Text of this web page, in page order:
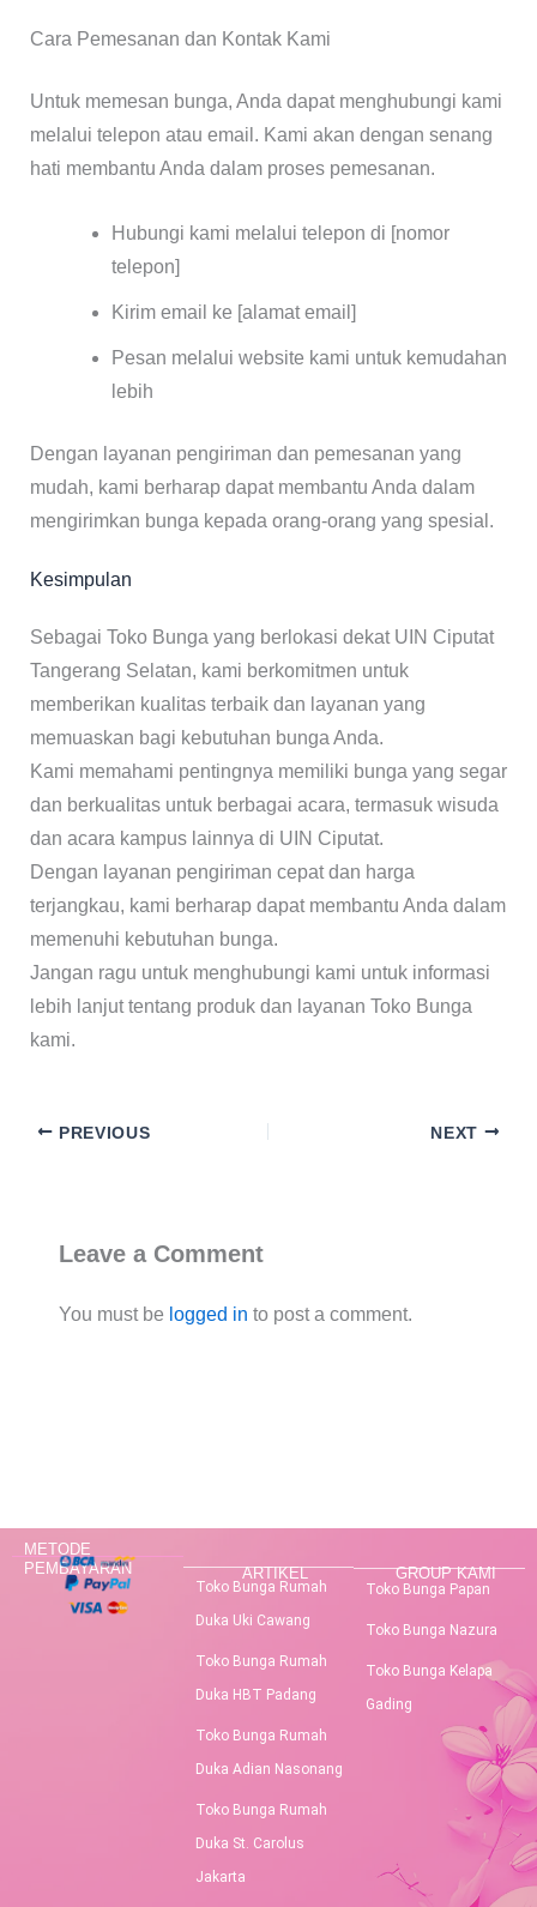
Cara Pemesanan dan Kontak Kami
Untuk memesan bunga, Anda dapat menghubungi kami
melalui telepon atau email. Kami akan dengan senang
hati membantu Anda dalam proses pemesanan.
Hubungi kami melalui telepon di [nomor
telepon]
Kirim email ke [alamat email]
Pesan melalui website kami untuk kemudahan
lebih
Dengan layanan pengiriman dan pemesanan yang
mudah, kami berharap dapat membantu Anda dalam
mengirimkan bunga kepada orang-orang yang spesial.
Kesimpulan
Sebagai Toko Bunga yang berlokasi dekat UIN Ciputat
Tangerang Selatan, kami berkomitmen untuk
memberikan kualitas terbaik dan layanan yang
memuaskan bagi kebutuhan bunga Anda.
Kami memahami pentingnya memiliki bunga yang segar
dan berkualitas untuk berbagai acara, termasuk wisuda
dan acara kampus lainnya di UIN Ciputat.
Dengan layanan pengiriman cepat dan harga
terjangkau, kami berharap dapat membantu Anda dalam
memenuhi kebutuhan bunga.
Jangan ragu untuk menghubungi kami untuk informasi
lebih lanjut tentang produk dan layanan Toko Bunga
kami.
PREVIOUS NEXT
Leave a Comment
You must be logged in to post a comment.
METODE
PEMBAYARAN
ARTIKEL
Toko Bunga Rumah
Duka Uki Cawang
Toko Bunga Rumah
Duka HBT Padang
Toko Bunga Rumah
Duka Adian Nasonang
Toko Bunga Rumah
Duka St. Carolus
Jakarta
GROUP KAMI
Toko Bunga Papan
Toko Bunga Nazura
Toko Bunga Kelapa
Gading